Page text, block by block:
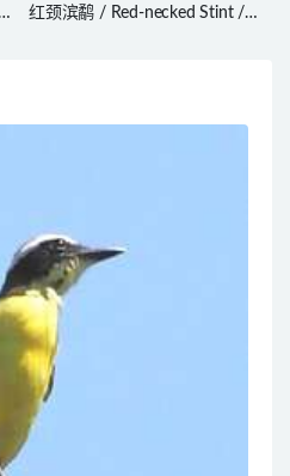
红颈滨鹬 / Red-necked Stint /